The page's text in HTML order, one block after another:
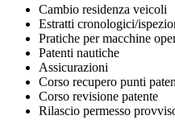
Cambio residenza veicoli
Estratti cronologici/
Pratiche per macchine
Patenti nautiche
Assicurazioni
Corso recupero punti
Corso revisione patente
Rilascio permesso